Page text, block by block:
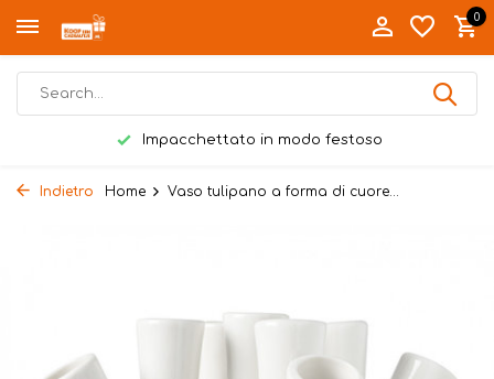
0
Impacchettato in modo festoso
Indietro Home Vaso tulipano a forma di cuore...